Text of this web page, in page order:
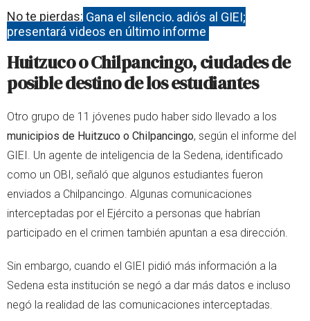
No te pierdas: Gana el silencio, adiós al GIEI;
presentará videos en último informe
Huitzuco o Chilpancingo, ciudades de
posible destino de los estudiantes
Otro grupo de 11 jóvenes pudo haber sido llevado a los
municipios de Huitzuco o Chilpancingo, según el informe del
GIEI. Un agente de inteligencia de la Sedena, identificado
como un OBI, señaló que algunos estudiantes fueron
enviados a Chilpancingo. Algunas comunicaciones
interceptadas por el Ejército a personas que habrían
participado en el crimen también apuntan a esa dirección.
Sin embargo, cuando el GIEI pidió más información a la
Sedena esta institución se negó a dar más datos e incluso
negó la realidad de las comunicaciones interceptadas.